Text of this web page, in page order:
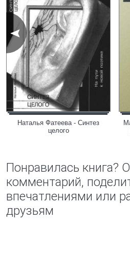
Наталья Фатеева - Синтез
целого
Понравилась книга?
комментарий,
впечатлениями или
друзьям